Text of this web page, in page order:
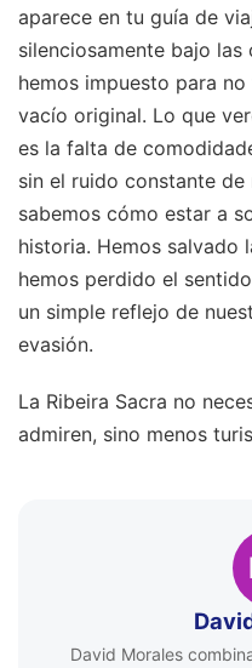
aparece en tu guía de
silenciosamente bajo
hemos impuesto para
vacío original. Lo que
es la falta de
sin el ruido constante
sabemos cómo estar a
historia. Hemos salvado
hemos perdido el
un simple reflejo de
evasión.
La Ribeira Sacra no
admiren, sino menos
David Morales